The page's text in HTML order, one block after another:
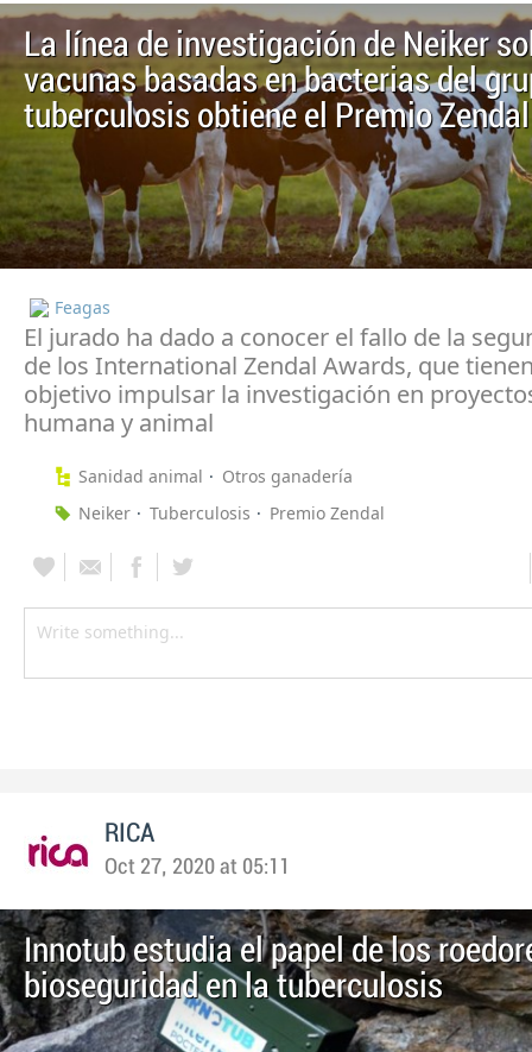
La línea de investigación de Neiker
vacunas basadas en bacterias del
tuberculosis obtiene el Premio Zendal
Feagas
El jurado ha dado a conocer el fallo de la
de los International Zendal Awards, que
objetivo impulsar la investigación en
humana y animal
Sanidad animal
Otros ganadería
Neiker
Tuberculosis Premio Zendal
RICA
Oct 27, 2020 at 05:11
Innotub estudia el papel de los
bioseguridad en la tuberculosis